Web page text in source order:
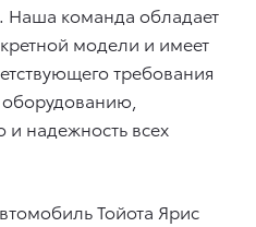
Наша команда обладает
модели и имеет
требования
надежность всех
Тойота Ярис